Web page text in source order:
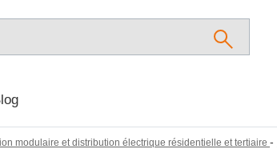
modulaire et distribution électrique résidentielle et tertiaire -